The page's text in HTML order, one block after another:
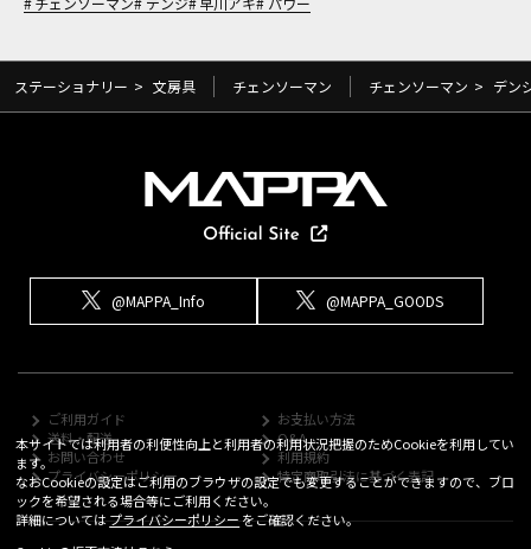
ステーショナリー > 文房具 チェンソーマン チェンソーマン > デン
@MAPPA_Info @MAPPA_GOODS
ご利用ガイド
お支払い方法
送料・配送
Q&A
お問い合わせ
利用規約
プライバシーポリシー
特定商取引法に基づく表記
本サイトでは利用者の利便性向上と利用者の利用状況把握のためCookieを利用してい
ます。
なおCookieの設定はご利用のブラウザの設定でも変更することができますので、ブロ
ックを希望される場合等にご利用ください。
詳細についてはプライバシーポリシーをご確認ください。